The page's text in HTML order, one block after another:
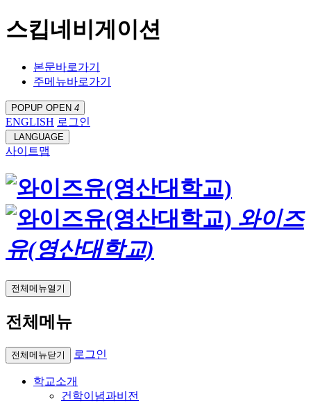
스킵네비게이션
본문바로가기
주메뉴바로가기
POPUP OPEN 4
ENGLISH 로그인
LANGUAGE
사이트맵
와이즈
유(영산대학교)
전체메뉴열기
전체메뉴
전체메뉴닫기 로그인
학교소개
건학이념과비전